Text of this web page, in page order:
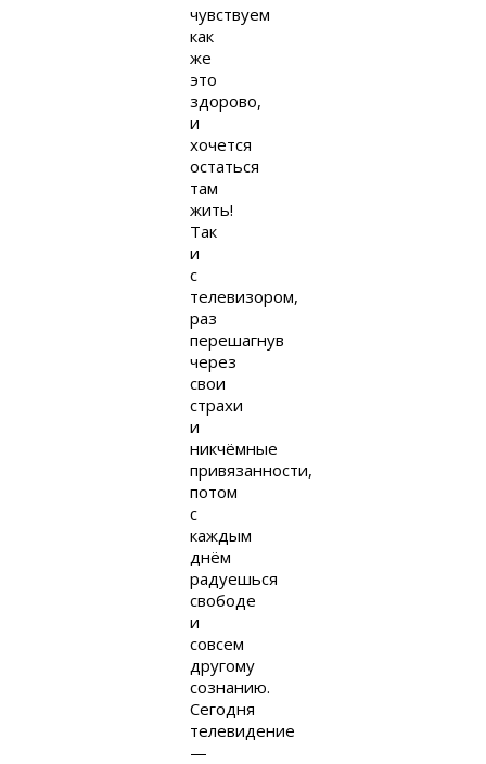
чувствуем
как
же
это
здорово,
и
хочется
остаться
там
жить!
Так
и
с
телевизором,
раз
перешагнув
через
свои
страхи
и
никчёмные
привязанности,
потом
с
каждым
днём
радуешься
свободе
и
совсем
другому
сознанию.
Сегодня
телевидение
—